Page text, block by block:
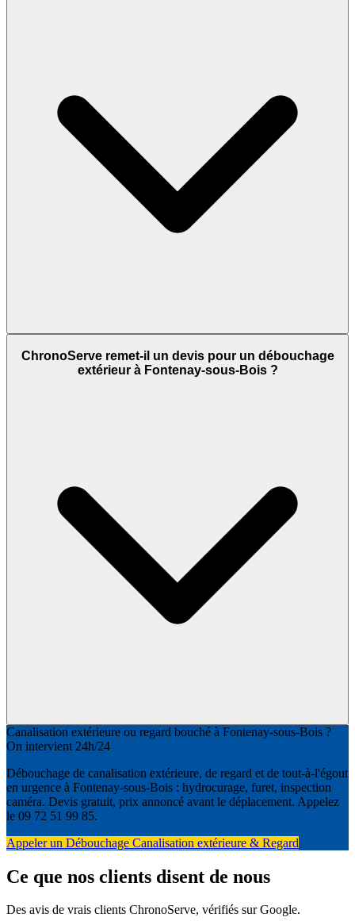
ChronoServe remet-il un devis pour un débouchage
extérieur à Fontenay-sous-Bois ?
Canalisation extérieure ou regard bouché à Fontenay-sous-Bois ?
On intervient 24h/24
Débouchage de canalisation extérieure, de regard et de tout-à-l'égout
en urgence à Fontenay-sous-Bois : hydrocurage, furet, inspection
caméra. Devis gratuit, prix annoncé avant le déplacement. Appelez
le 09 72 51 99 85.
Appeler un Débouchage Canalisation extérieure & Regard
Ce que nos clients disent de nous
Des avis de vrais clients ChronoServe, vérifiés sur Google.